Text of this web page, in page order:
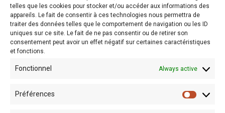
telles que les cookies pour stocker et/ou accéder aux informations des
appareils. Le fait de consentir à ces technologies nous permettra de
traiter des données telles que le comportement de navigation ou les ID
uniques sur ce site. Le fait de ne pas consentir ou de retirer son
consentement peut avoir un effet négatif sur certaines caractéristiques
et fonctions.
Fonctionnel Always active
Préférences